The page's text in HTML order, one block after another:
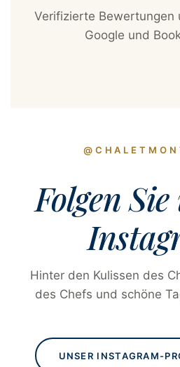
Verifizierte Bewertungen
Google und
Folgen
Hinter den Kulissen des
des Chefs und schöne
UNSER INSTAGRAM-